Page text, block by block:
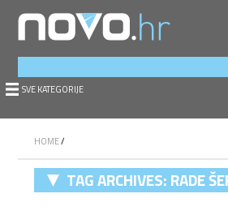
SVE KATEGORIJE
HOME/
TAG ARCHIVES: RADE